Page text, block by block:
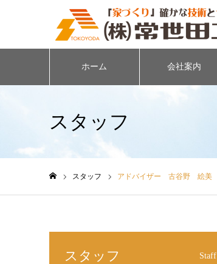
ホーム 会社案内
スタッフ
スタッフ アドバイザー 古谷野 絵美
スタッフ Staff